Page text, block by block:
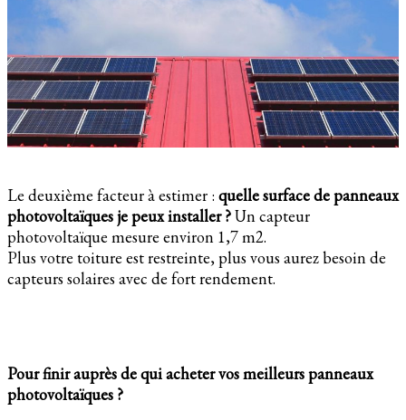
Le deuxième facteur à estimer : quelle surface de panneaux
photovoltaïques je peux installer ?Un capteur
photovoltaïque mesure environ 1,7 m2.
Plus votre toiture est restreinte, plus vous aurez besoin de
capteurs solaires avec de fort rendement.
Pour finir auprès de qui acheter vos meilleurs panneaux
photovoltaïques ?